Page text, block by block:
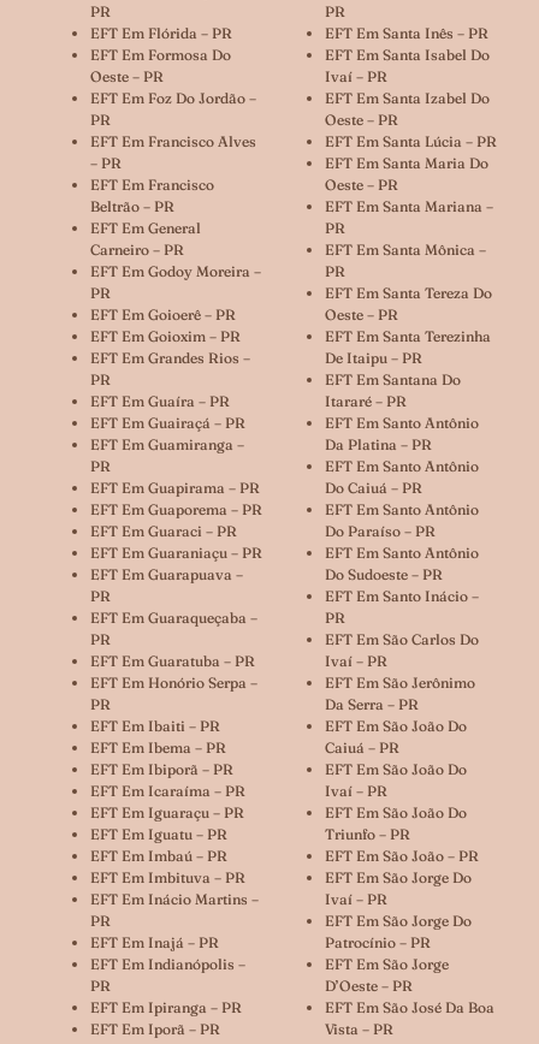
PR
EFT Em Flórida – PR
EFT Em Formosa Do
Oeste – PR
EFT Em Foz Do Jordão –
PR
EFT Em Francisco Alves
– PR
EFT Em Francisco
Beltrão – PR
EFT Em General
Carneiro – PR
EFT Em Godoy Moreira –
PR
EFT Em Goioerê – PR
EFT Em Goioxim – PR
EFT Em Grandes Rios –
PR
EFT Em Guaíra – PR
EFT Em Guairaçá – PR
EFT Em Guamiranga –
PR
EFT Em Guapirama – PR
EFT Em Guaporema – PR
EFT Em Guaraci – PR
EFT Em Guaraniaçu – PR
EFT Em Guarapuava –
PR
EFT Em Guaraqueçaba –
PR
EFT Em Guaratuba – PR
EFT Em Honório Serpa –
PR
EFT Em Ibaiti – PR
EFT Em Ibema – PR
EFT Em Ibiporã – PR
EFT Em Icaraíma – PR
EFT Em Iguaraçu – PR
EFT Em Iguatu – PR
EFT Em Imbaú – PR
EFT Em Imbituva – PR
EFT Em Inácio Martins –
PR
EFT Em Inajá – PR
EFT Em Indianópolis –
PR
EFT Em Ipiranga – PR
EFT Em Iporã – PR
PR
EFT Em Santa Inês – PR
EFT Em Santa Isabel Do
Ivaí – PR
EFT Em Santa Izabel Do
Oeste – PR
EFT Em Santa Lúcia – PR
EFT Em Santa Maria Do
Oeste – PR
EFT Em Santa Mariana –
PR
EFT Em Santa Mônica –
PR
EFT Em Santa Tereza Do
Oeste – PR
EFT Em Santa Terezinha
De Itaipu – PR
EFT Em Santana Do
Itararé – PR
EFT Em Santo Antônio
Da Platina – PR
EFT Em Santo Antônio
Do Caiuá – PR
EFT Em Santo Antônio
Do Paraíso – PR
EFT Em Santo Antônio
Do Sudoeste – PR
EFT Em Santo Inácio –
PR
EFT Em São Carlos Do
Ivaí – PR
EFT Em São Jerônimo
Da Serra – PR
EFT Em São João Do
Caiuá – PR
EFT Em São João Do
Ivaí – PR
EFT Em São João Do
Triunfo – PR
EFT Em São João – PR
EFT Em São Jorge Do
Ivaí – PR
EFT Em São Jorge Do
Patrocínio – PR
EFT Em São Jorge
D’Oeste – PR
EFT Em São José Da Boa
Vista – PR